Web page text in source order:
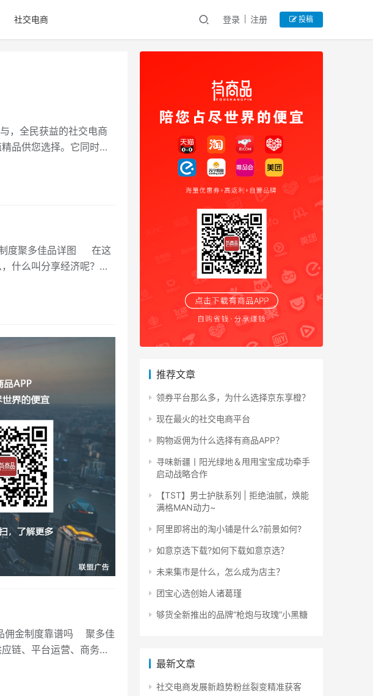
社交电商 登录 注册 投稿
，全民获益的社交电商
品供您选择。它同时还
制度聚多佳品详图 在这
什么叫分享经济呢？把
佣金制度靠谱吗 聚多佳
链、平台运营、商务和
推荐文章
领券平台那么多，为什么选择京东享橙？
现在最火的社交电商平台
购物返佣为什么选择有商品APP？
寻味新疆丨阳光绿地＆甩甩宝宝成功牵手
启动战略合作
【TST】男士护肤系列 | 拒绝油腻，焕能
满格MAN动力~
阿里即将出的淘小铺是什么?前景如何?
如意京选下载?如何下载如意京选？
未来集市是什么，怎么成为店主？
团宝心选创始人诸葛瑾
够货全新推出的品牌“枪炮与玫瑰”小黑糖
最新文章
社交电商发展新趋势粉丝裂变精准获客